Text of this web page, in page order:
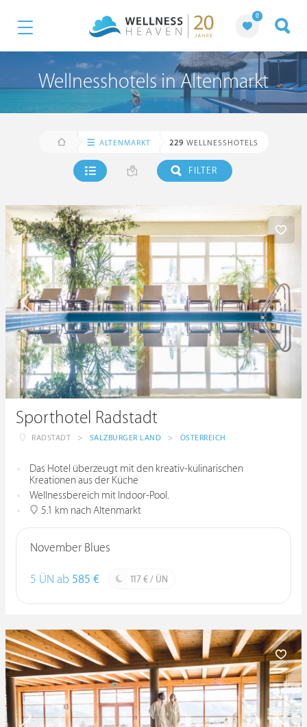
0
Wellnesshotels in Altenmarkt
ALTENMARKT 229 WELLNESSHOTELS
FILTER
Sporthotel Radstadt
RADSTADT > SALZBURGER LAND > ÖSTERREICH
Das Hotel überzeugt mit den kreativ-kulinarischen
Kreationen aus der Küche
Wellnessbereich mit Indoor-Pool.
5.1 km nach Altenmarkt
November Blues
5 ÜN ab 585 € 117 € / ÜN